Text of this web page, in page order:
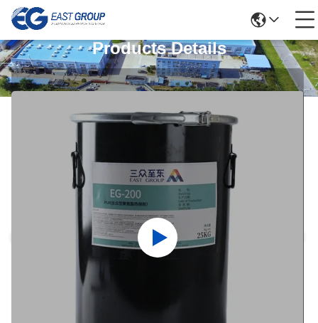
Products Details